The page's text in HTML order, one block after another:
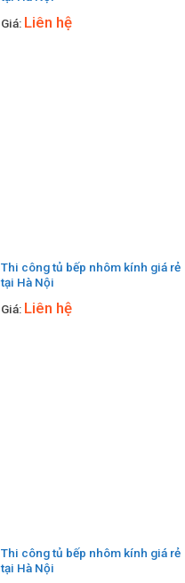
Giá: Liên hệ
Thi công tủ bếp nhôm kính giá rẻ
tại Hà Nội
Giá: Liên hệ
Thi công tủ bếp nhôm kính giá rẻ
tại Hà Nội